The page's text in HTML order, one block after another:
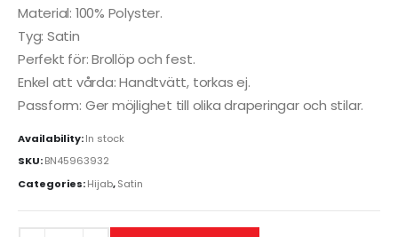
Material: 100% Polyster.
Tyg: Satin
Perfekt för: Brollöp och fest.
Enkel att vårda: Handtvätt, torkas ej.
Passform: Ger möjlighet till olika draperingar och stilar.
Availability:In stock
SKU:BN45963932
Categories:Hijab,Satin